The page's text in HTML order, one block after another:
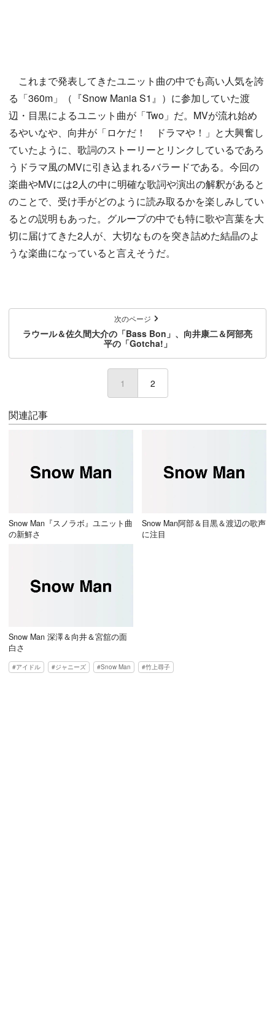
これまで発表してきたユニット曲の中でも高い人気を誇
る「360m」（『Snow Mania S1』）に参加していた渡
辺・目黒によるユニット曲が「Two」だ。MVが流れ始め
るやいなや、向井が「ロケだ！ ドラマや！」と大興奮し
ていたように、歌詞のストーリーとリンクしているであろ
うドラマ風のMVに引き込まれるバラードである。今回の
楽曲やMVには2人の中に明確な歌詞や演出の解釈があると
のことで、受け手がどのように読み取るかを楽しみしてい
るとの説明もあった。グループの中でも特に歌や言葉を大
切に届けてきた2人が、大切なものを突き詰めた結晶のよ
うな楽曲になっていると言えそうだ。
次のページ
ラウール＆佐久間大介の「Bass Bon」、向井康二＆阿部亮
平の「Gotcha!」
1 (current)
2
関連記事
Snow Man『スノラボ』ユニット曲
の新鮮さ
Snow Man阿部＆目黒＆渡辺の歌声
に注目
Snow Man 深澤＆向井＆宮舘の面
白さ
アイドル ジャニーズ Snow Man 竹上尋子